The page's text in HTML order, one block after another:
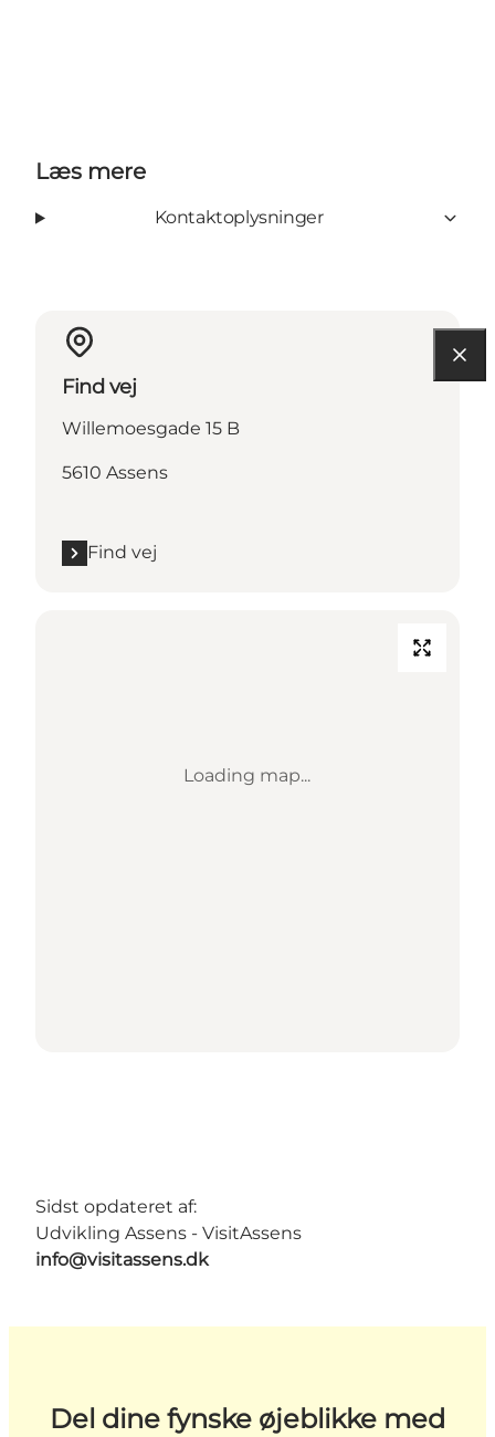
Læs mere
Kontaktoplysninger
Find vej
Willemoesgade 15 B
5610 Assens
Find vej
Loading map...
Sidst opdateret af:
Udvikling Assens - VisitAssens
info@visitassens.dk
Del dine fynske øjeblikke med